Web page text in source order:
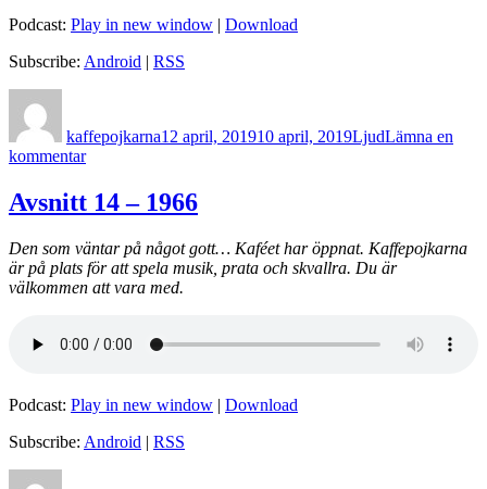
Podcast: Play in new window
Download
Subscribe: Android
RSS
kaffepojkarna12 april, 201910 april, 2019LjudLämna en
kommentartill
15
–
Avsnitt 14 – 1966
Den som väntar på något gott… Kaféet har öppnat. Kaffepojkarna
är på plats för att spela musik, prata och skvallra. Du är
välkommen att vara med.
Podcast: Play in new window | Download
Subscribe: Android | RSS